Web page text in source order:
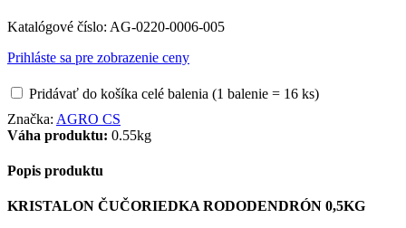
Katalógové číslo: AG-0220-0006-005
Prihláste sa pre zobrazenie ceny
Pridávať do košíka celé balenia (1 balenie = 16 ks)
Značka: AGRO CS
Váha produktu: 0.55kg
Popis produktu
KRISTALON ČUČORIEDKA RODODENDRÓN 0,5KG